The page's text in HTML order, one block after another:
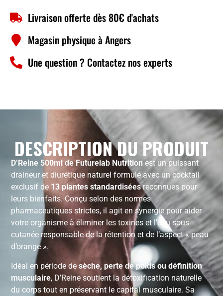
Livraison offerte dès 80€ d'achats
Magasin physique à Angers
Une question ? Contactez nos experts
DESCRIPTION DU PRODUIT
D’Reine 500ml de Futurelab Nutrition est un puissant
draineur et diurétique naturel formulé avec un cocktail
exclusif de 13 plantes standardiséesreconnues pour
leurs bienfaits. Conçu selon des normes
pharmaceutiques strictes, il agit en synergie pour aider
votre organisme à éliminer les toxines et l’eau sous-
cutanée responsable de la rétention et de l’aspect « peau
d’orange ».
Idéal en période desèche, perte de poids ou définition
musculaire, D’Reine soutient la détoxification naturelle
du corps tout en préservant le capital musculaire. Sa